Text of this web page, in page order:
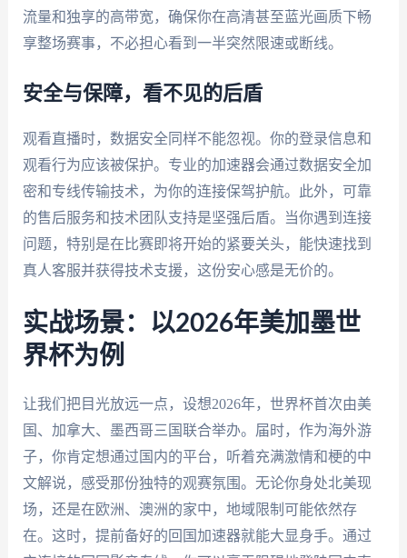
流量和独享的高带宽，确保你在高清甚至蓝光画质下畅
享整场赛事，不必担心看到一半突然限速或断线。
安全与保障，看不见的后盾
观看直播时，数据安全同样不能忽视。你的登录信息和
观看行为应该被保护。专业的加速器会通过数据安全加
密和专线传输技术，为你的连接保驾护航。此外，可靠
的售后服务和技术团队支持是坚强后盾。当你遇到连接
问题，特别是在比赛即将开始的紧要关头，能快速找到
真人客服并获得技术支援，这份安心感是无价的。
实战场景：以2026年美加墨世
界杯为例
让我们把目光放远一点，设想2026年，世界杯首次由美
国、加拿大、墨西哥三国联合举办。届时，作为海外游
子，你肯定想通过国内的平台，听着充满激情和梗的中
文解说，感受那份独特的观赛氛围。无论你身处北美现
场，还是在欧洲、澳洲的家中，地域限制可能依然存
在。这时，提前备好的回国加速器就能大显身手。通过